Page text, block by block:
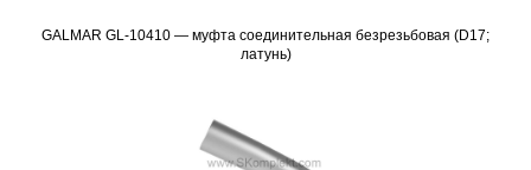
Подробнее
GALMAR GL-10410 — муфта соединительная безрезьбовая (D17;
латунь)